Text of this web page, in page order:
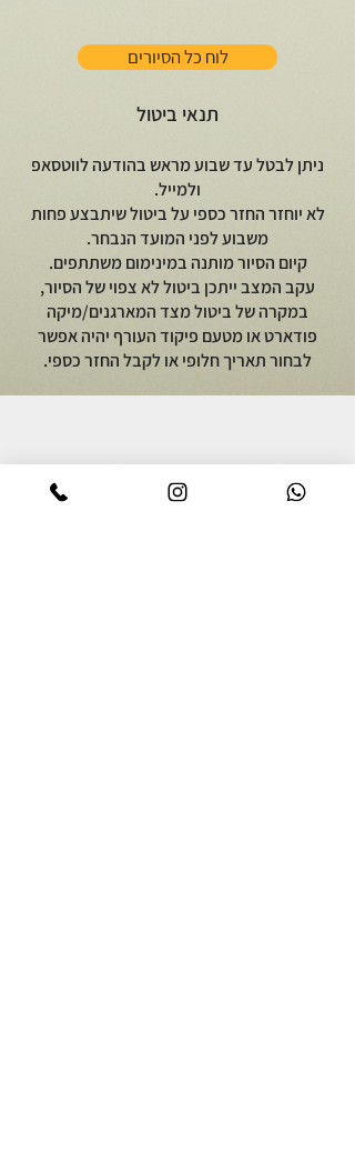
לוח כל הסיורים
תנאי ביטול
ניתן לבטל עד שבוע מראש בהודעה לווטסאפ
ולמייל.
לא יוחזר החזר כספי על ביטול שיתבצע פחות
משבוע לפני המועד הנבחר.
קיום הסיור מותנה במינימום משתתפים.
עקב המצב ייתכן ביטול לא צפוי של הסיור,
במקרה של ביטול מצד המארגנים/מיקה
פודארט או מטעם פיקוד העורף יהיה אפשר
לבחור תאריך חלופי או לקבל החזר כספי.
על מיקה פודארט
יוצאים לאכול
סיור אוכל באור יהודה